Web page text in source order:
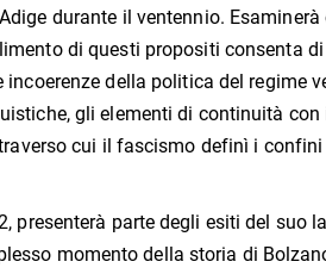
durante il ventennio. Esaminerà
di questi propositi consenta di
incoerenze della politica del regime
gli elementi di continuità
cui il fascismo definì i
presenterà parte degli esiti del suo
momento della storia di